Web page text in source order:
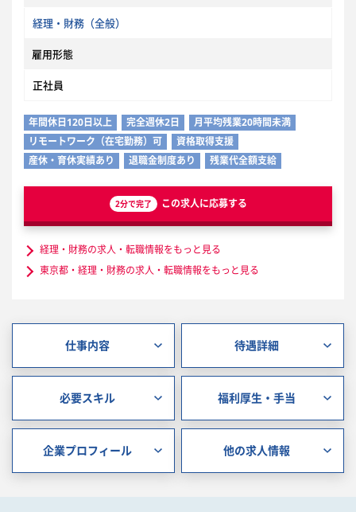
経理・財務（全般）
雇用形態
正社員
年間休日120日以上 完全週休2日
月平均残業20時間未満
リモートワーク（在宅勤務）可
資格取得支援
産休・育休実績あり
退職金制度あり 残業代全額支給
2分で完了 この求人に応募する
経理・財務の求人・転職情報をもっと見る
東京都・経理・財務の求人・転職情報をもっと見る
仕事内容 待遇詳細
必要スキル 福利厚生・手当
企業プロフィール 他の求人情報